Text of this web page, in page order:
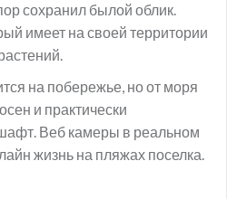
сохранил былой облик.
имеет на своей территории
на побережье, но от моря
и практически
Веб камеры в реальном
жизнь на пляжах поселка.